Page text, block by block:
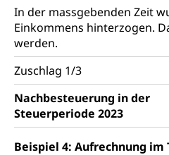
In der massgebenden Zeit
Einkommens hinterzogen.
werden.
Zuschlag 1/3
Nachbesteuerung in der
Steuerperiode 2023
Beispiel 4: Aufrechnung im